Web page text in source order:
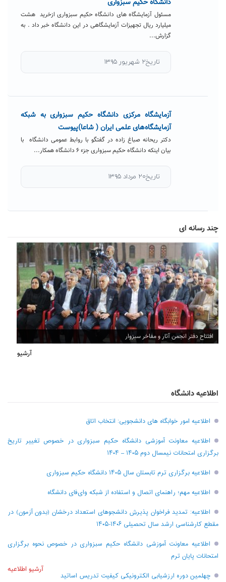
دانشگاه حکیم سبزواری
مسئول آزمایشگاه های دانشگاه حکیم سبزواری ازخرید هشت
میلیارد ریال تجهیزات آزمایشگاهی در این دانشگاه خبر داد . به
گزارش...
تاریخ۲ شهریور ۱۳۹۵
آزمایشگاه‌ مرکزی دانشگاه حکیم سبزواری به شبکه
آزمایشگاه‌های علمی ایران ( شاعا)پیوست
دکتر ریحانه صباغ زاده در گفتگو با روابط عمومی دانشگاه با
بیان اینکه دانشگاه حکیم سبزواری جزء ۶ دانشگاه همکار...
تاریخ۲۰ مرداد ۱۳۹۵
چند رسانه ای
افتتاح دفتر انجمن آثار و مفاخر سبزوار
آرشیو
اطلاعیه دانشگاه
اطلاعیه امور خوابگاه های دانشجویی: انتخاب اتاق
اطلاعیه معاونت آموزشی دانشگاه حکیم سبزواری در خصوص تغییر تاریخ
برگزاری امتحانات نیمسال دوم ۱۴۰۵ – ۱۴۰۴
اطلاعیه برگزاری ترم تابستان سال ۱۴۰۵ دانشگاه حکیم سبزواری
اطلاعیه مهم؛ راهنمای اتصال و استفاده از شبکه وای‌فای دانشگاه
اطلاعیه: تمدید فراخوان پذیرش دانشجو‌های استعداد درخشان (بدون آزمون) در
مقطع کارشناسی ارشد سال تحصیلی ۱۴۰۶-۱۴۰۵
اطلاعیه معاونت آموزشی دانشگاه حکیم سبزواری در خصوص نحوه برگزاری
امتحانات پایان ترم
چهلمین دوره ارزشیابی الکترونیکی کیفیت تدریس اساتید
آرشیو اطلاعیه